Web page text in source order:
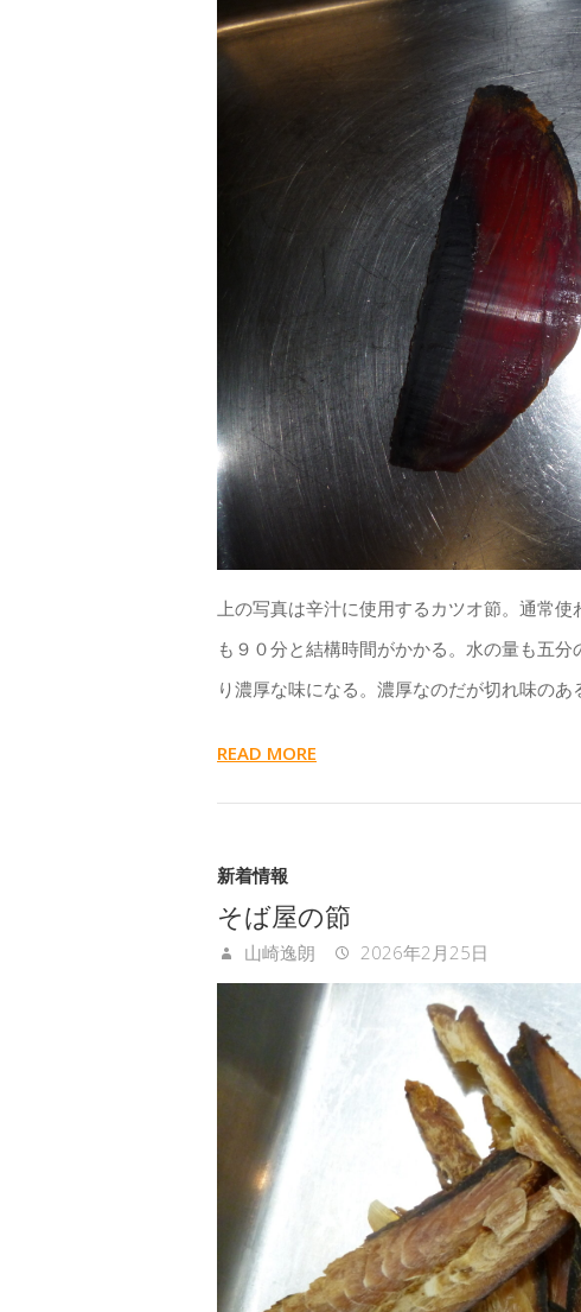
上の写真は辛汁に使用するカツオ節。通常
も９０分と結構時間がかかる。水の量も五
り濃厚な味になる。濃厚なのだが切れ味のあ
READ MORE
新着情報
そば屋の節
山崎逸朗 2026年2月25日